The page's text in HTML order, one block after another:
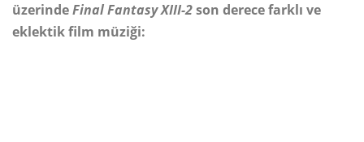
üzerindeFinal Fantasy XIII-2son derece farklı ve
eklektik film müziği: